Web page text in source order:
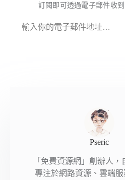
訂閱即可透過電子郵件收到
Pseric
「免費資源網」創辦人，
專注於網路資源、雲端